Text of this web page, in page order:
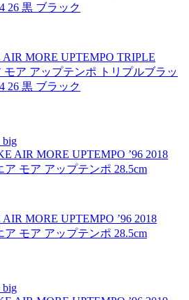
MORE UPTEMPO TRIPLE
ア アップテンポ トリプルブラッ
26 黒 ブラック
MORE UPTEMPO ’96 2018
ア モア アップテンポ 28.5cm